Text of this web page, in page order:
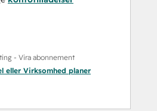
- Vira abonnement
eller Virksomhed planer